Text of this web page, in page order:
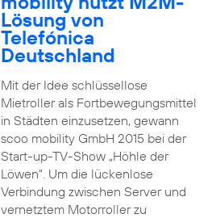
Lösung von
Telefónica
Deutschland
Mit der Idee schlüssellose
Mietroller als Fortbewegungsmittel
in Städten einzusetzen, gewann
scoo mobility GmbH 2015 bei der
Start-up-TV-Show „Höhle der
Löwen“. Um die lückenlose
Verbindung zwischen Server und
vernetztem Motorroller zu